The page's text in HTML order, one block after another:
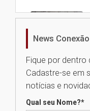
News Conexão
Fique por dentro
Cadastre-se em
notícias e
Qual seu Nome?*